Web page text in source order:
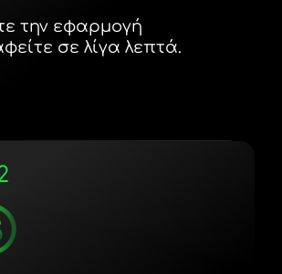
την εφαρμογή
σε λίγα λεπτά.